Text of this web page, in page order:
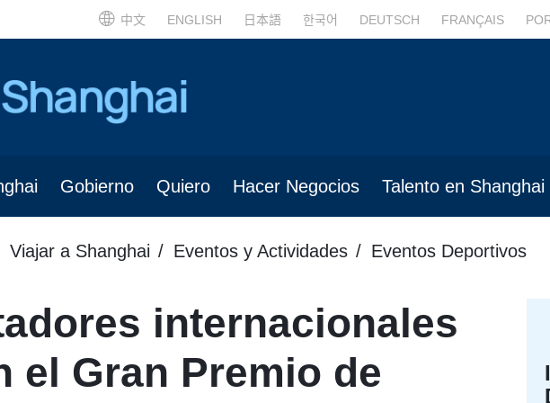
中文 ENGLISH 日本語 한국어 DEUTSCH FRANÇAIS
Gobierno Quiero Hacer Negocios Talento en Shanghai
Viajar a Shanghai Eventos y Actividades Eventos Deportivos
internacionales
el Gran Premio de